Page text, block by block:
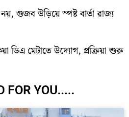
গুজব উড়িয়ে স্পষ্ট বার্তা রাজ্য
ডিএ মেটাতে উদ্যোগ, প্রক্রিয়া শুরু
FOR YOU.....